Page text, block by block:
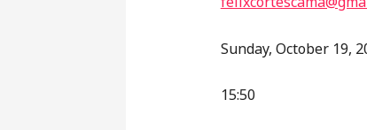
Sunday, October 19,
15:50